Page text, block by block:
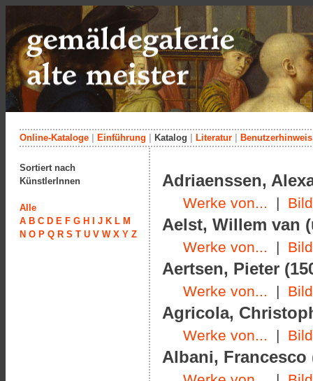
Online-Kataloge Einführung Katalog Literatur Benutzerhinweis
Adriaenssen,
Werke von... |
Aelst, Willem van
Werke von... |
Aertsen, Pieter
Werke von... |
Agricola,
Werke von... |
Albani, Francesco
Sortiert nach
KünstlerInnen
Alle
A B C D E F G H J K L M
N O P Q R S T U V W X Y Z